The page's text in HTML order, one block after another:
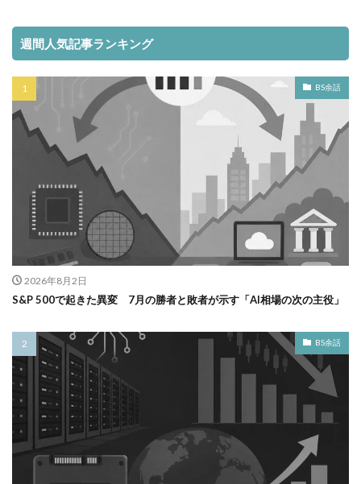
週間人気記事ランキング
BS余話
2026年8月2日
S&P 500で起きた異変 7月の勝者と敗者が示す「AI相場の次の主役」
BS余話